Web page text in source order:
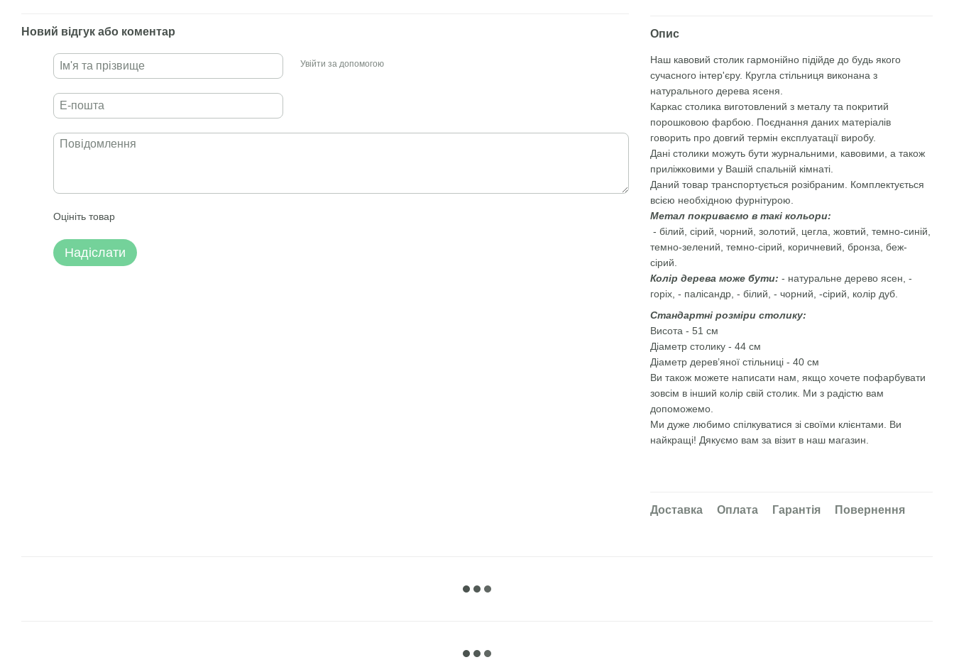
Опис
Наш кавовий столик гармонійно підійде до будь якого
сучасного інтер'єру. Кругла стільниця виконана з
натурального дерева ясеня.
Каркас столика виготовлений з металу та покритий
порошковою фарбою. Поєднання даних матеріалів
говорить про довгий термін експлуатації виробу.
Дані столики можуть бути журнальними, кавовими, а також
приліжковими у Вашій спальній кімнаті.
Даний товар транспортується розібраним. Комплектується
всією необхідною фурнітурою.
Метал покриваємо в такі кольори:
- білий, сірий, чорний, золотий, цегла, жовтий, темно-синій,
темно-зелений, темно-сірий, коричневий, бронза, беж-
сірий.
Колір дерева може бути: - натуральне дерево ясен, -
горіх, - палісандр, - білий, - чорний, -сірий, колір дуб.
Стандартні розміри столику:
Висота - 51 см
Діаметр столику - 44 см
Діаметр дерев’яної стільниці - 40 см
Ви також можете написати нам, якщо хочете пофарбувати
зовсім в інший колір свій столик. Ми з радістю вам
допоможемо.
Ми дуже любимо спілкуватися зі своїми клієнтами. Ви
найкращі! Дякуємо вам за візит в наш магазин.
Доставка Оплата Гарантія Повернення
Новий відгук або коментар
Увійти за допомогою
Оцініть товар
Надіслати